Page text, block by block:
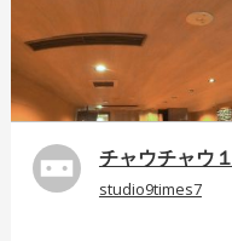
チャウチャウ１
studio9times7